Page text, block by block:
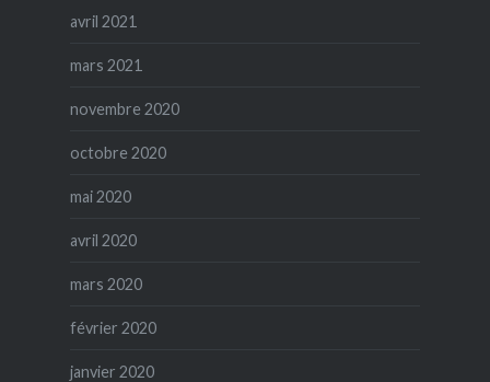
avril 2021
mars 2021
novembre 2020
octobre 2020
mai 2020
avril 2020
mars 2020
février 2020
janvier 2020